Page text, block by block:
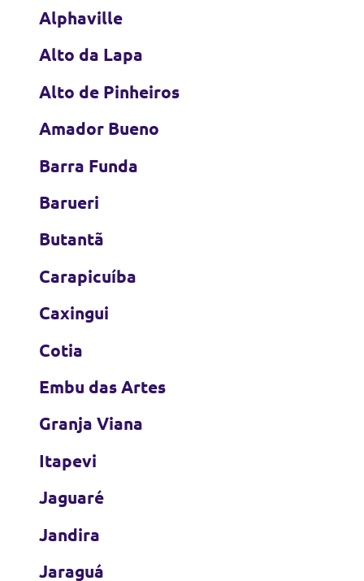
Alphaville
Alto da Lapa
Alto de Pinheiros
Amador Bueno
Barra Funda
Barueri
Butantã
Carapicuíba
Caxingui
Cotia
Embu das Artes
Granja Viana
Itapevi
Jaguaré
Jandira
Jaraguá